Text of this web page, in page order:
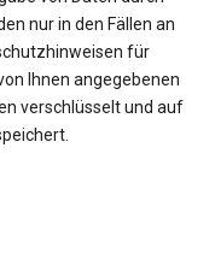
nur in den Fällen an
für
Ihnen angegebenen
verschlüsselt und auf